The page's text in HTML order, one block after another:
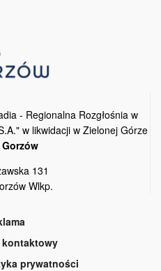
- Regionalna Rozgłośnia w
w likwidacji w Zielonej Górze
131
Wlkp.
kontaktowy
prywatności